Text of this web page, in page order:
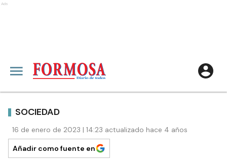
Ads
SOCIEDAD
16 de enero de 2023 | 14:23 actualizado hace 4 años
Añadir como fuente en